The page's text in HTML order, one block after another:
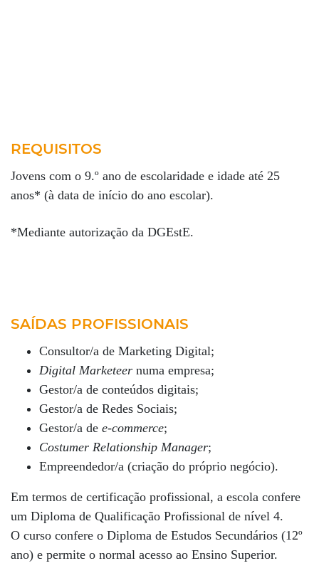
REQUISITOS
Jovens com o 9.º ano de escolaridade e idade até 25
anos* (à data de início do ano escolar).
*Mediante autorização da DGEstE.
SAÍDAS PROFISSIONAIS
Consultor/a de Marketing Digital;
Digital Marketeer numa empresa;
Gestor/a de conteúdos digitais;
Gestor/a de Redes Sociais;
Gestor/a de e-commerce;
Costumer Relationship Manager;
Empreendedor/a (criação do próprio negócio).
Em termos de certificação profissional, a escola confere
um Diploma de Qualificação Profissional de nível 4.
O curso confere o Diploma de Estudos Secundários (12º
ano) e permite o normal acesso ao Ensino Superior.